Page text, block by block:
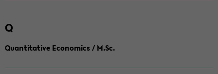
Q
Quantitative Economics / M.Sc.